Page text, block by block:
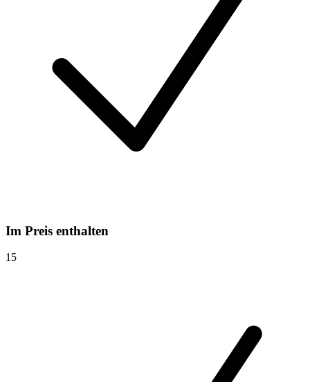
Im Preis enthalten
15